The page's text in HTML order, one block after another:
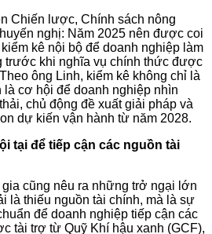
Chiến lược, Chính sách nông
nghị: Năm 2025 nên được coi
kê nội bộ để doanh nghiệp làm
trước khi nghĩa vụ chính thức được
ông Linh, kiểm kê không chỉ là
là cơ hội để doanh nghiệp nhìn
chủ động đề xuất giải pháp và
dự kiến vận hành từ năm 2028.
tại để tiếp cận các nguồn tài
cũng nêu ra những trở ngại lớn
là thiếu nguồn tài chính, mà là sự
để doanh nghiệp tiếp cận các
tài trợ từ Quỹ Khí hậu xanh (GCF),